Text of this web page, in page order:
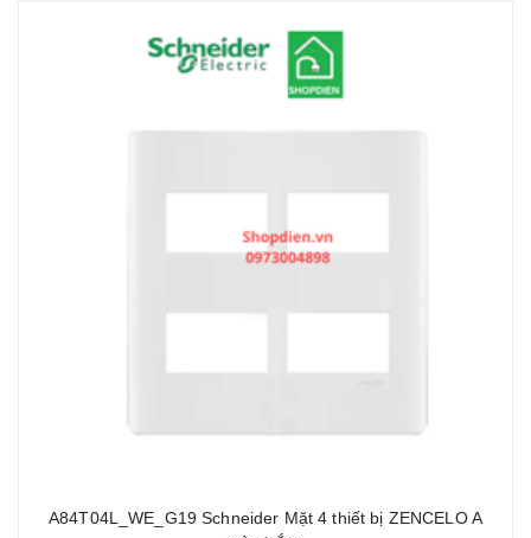
A84T04L_WE_G19 Schneider Mặt 4 thiết bị ZENCELO A